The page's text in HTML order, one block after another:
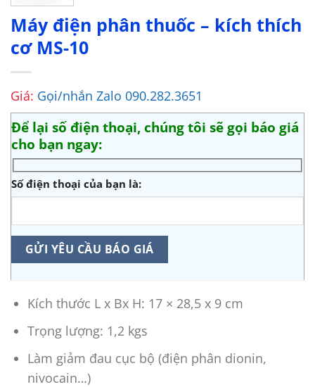
Máy điện phân thuốc – kích thích
cơ MS-10
Giá: Gọi/nhắn Zalo 090.282.3651
Để lại số điện thoại, chúng tôi sẽ gọi báo giá
cho bạn ngay:
Số điện thoại của bạn là:
Kích thước L x Bx H: 17 × 28,5 x 9 cm
Trọng lượng: 1,2 kgs
Làm giảm đau cục bộ (điện phân dionin,
nivocain…)